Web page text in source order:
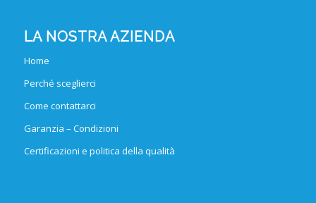
LA NOSTRA AZIENDA
Home
Perché sceglierci
Come contattarci
Garanzia – Condizioni
Certificazioni e politica della qualità